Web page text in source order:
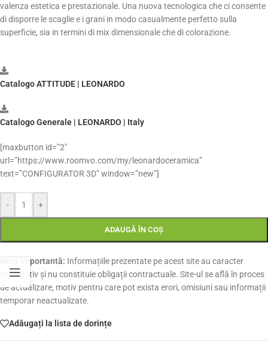
valenza estetica e prestazionale. Una nuova tecnologica che ci consente
di disporre le scaglie e i grani in modo casualmente perfetto sulla
superficie, sia in termini di mix dimensionale che di colorazione.
Catalogo ATTITUDE | LEONARDO
Catalogo Generale | LEONARDO | Italy
[maxbutton id=”2″
url=”https://www.roomvo.com/my/leonardoceramica”
text=”CONFIGURATOR 3D” window=”new”]
- +
ADAUGĂ ÎN COȘ
Notă importantă: Informațiile prezentate pe acest site au caracter
informativ și nu constituie obligații contractuale. Site-ul se află în proces
de actualizare, motiv pentru care pot exista erori, omisiuni sau informații
temporar neactualizate.
Adăugați la lista de dorințe